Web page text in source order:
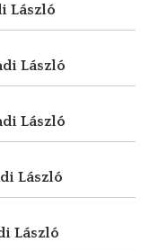
László
László
László
László
László